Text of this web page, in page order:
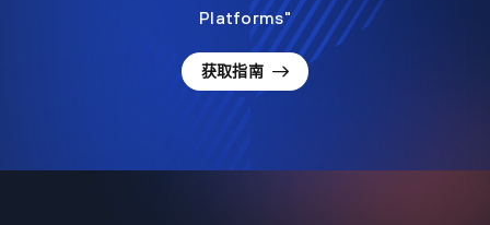
Platforms"
获取指南